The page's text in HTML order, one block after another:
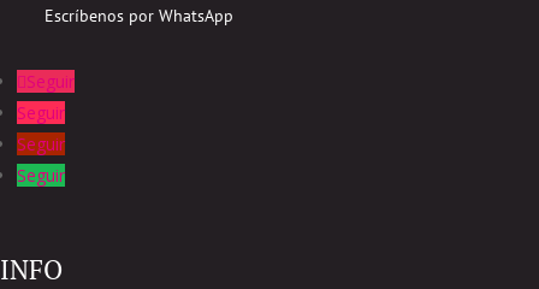
Escríbenos por WhatsApp
Seguir
Seguir
Seguir
Seguir
INFO